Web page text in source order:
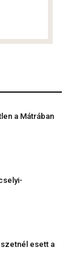
a Mátrában
esett a